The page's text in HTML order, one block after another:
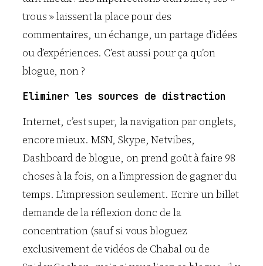
trous » laissent la place pour des
commentaires, un échange, un partage d’idées
ou d’expériences. C’est aussi pour ça qu’on
blogue, non ?
Eliminer les sources de distraction
Internet, c’est super, la navigation par onglets,
encore mieux. MSN, Skype, Netvibes,
Dashboard de blogue, on prend goût à faire 98
choses à la fois, on a l’impression de gagner du
temps. L’impression seulement. Ecrire un billet
demande de la réflexion donc de la
concentration (sauf si vous bloguez
exclusivement de vidéos de Chabal ou de